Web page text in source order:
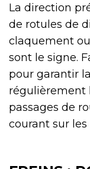
La direction
de rotules de
claquement
sont le signe.
pour garantir
régulièrement
passages de
courant sur les